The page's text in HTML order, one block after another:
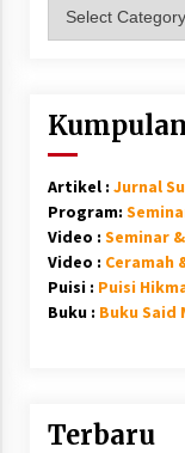
Artikel : Jurnal
Program:
Video : Seminar
Video : Ceramah
Puisi : Puisi
Buku : Buku Said
Terbaru